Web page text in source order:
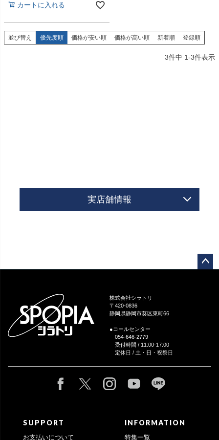
カートに入れる
並び替え 優先度順 価格が安い順 価格が高い順 新着順 登録順
3件中 1-3件表示
実店舗情報
株式会社シラトリ
〒420-0836
静岡県静岡市葵区東町66
●コールセンター
054-646-2779
受付時間 / 11:00-17:00
定休日 / 土・日・祝祭日
SUPPORT
お支払いについて
INFORMATION
特集一覧